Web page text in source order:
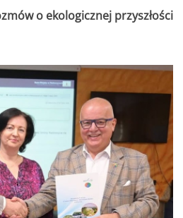
o ekologicznej przyszłości